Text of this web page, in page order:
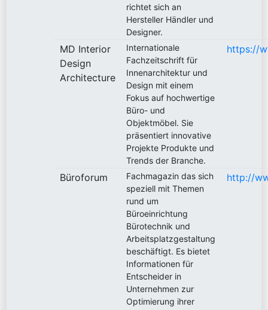
richtet sich an
Hersteller Händler und
Designer.
MD Interior
Design
Architecture
Internationale
Fachzeitschrift für
Innenarchitektur und
Design mit einem
Fokus auf hochwertige
Büro- und
Objektmöbel. Sie
präsentiert innovative
Projekte Produkte und
Trends der Branche.
https://
Büroforum
Fachmagazin das sich
speziell mit Themen
rund um
Büroeinrichtung
Bürotechnik und
Arbeitsplatzgestaltung
beschäftigt. Es bietet
Informationen für
Entscheider in
Unternehmen zur
Optimierung ihrer
http://